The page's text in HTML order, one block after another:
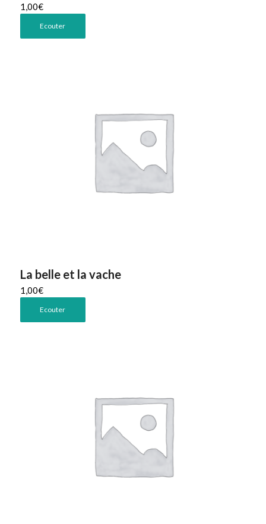
1,00€
Ecouter
La belle et la vache
1,00€
Ecouter